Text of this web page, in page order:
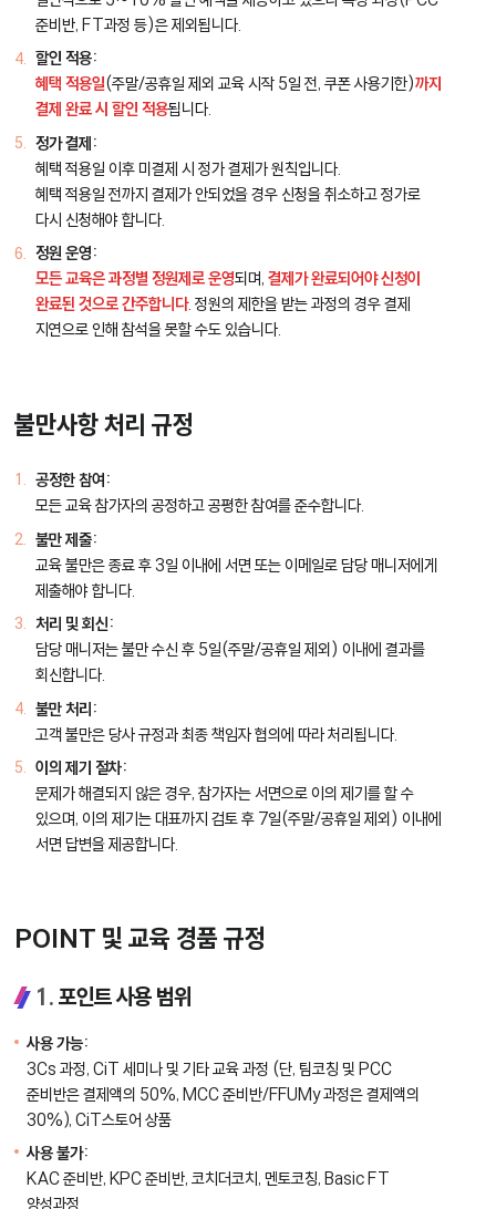
준비반, FT과정 등)은 제외됩니다.
할인 적용:
혜택 적용일(주말/공휴일 제외 교육 시작 5일 전, 쿠폰 사용기한)까지
결제 완료 시 할인 적용됩니다.
정가 결제:
혜택 적용일 이후 미결제 시 정가 결제가 원칙입니다.
혜택 적용일 전까지 결제가 안되었을 경우 신청을 취소하고 정가로
다시 신청해야 합니다.
정원 운영:
모든 교육은 과정별 정원제로 운영되며, 결제가 완료되어야 신청이
완료된 것으로 간주합니다. 정원의 제한을 받는 과정의 경우 결제
지연으로 인해 참석을 못할 수도 있습니다.
불만사항 처리 규정
공정한 참여:
모든 교육 참가자의 공정하고 공평한 참여를 준수합니다.
불만 제출:
교육 불만은 종료 후 3일 이내에 서면 또는 이메일로 담당 매니저에게
제출해야 합니다.
처리 및 회신:
담당 매니저는 불만 수신 후 5일(주말/공휴일 제외) 이내에 결과를
회신합니다.
불만 처리:
고객 불만은 당사 규정과 최종 책임자 협의에 따라 처리됩니다.
이의 제기 절차:
문제가 해결되지 않은 경우, 참가자는 서면으로 이의 제기를 할 수
있으며, 이의 제기는 대표까지 검토 후 7일(주말/공휴일 제외) 이내에
서면 답변을 제공합니다.
POINT 및 교육 경품 규정
1. 포인트 사용 범위
사용 가능:
3Cs 과정, CiT 세미나 및 기타 교육 과정 (단, 팀코칭 및 PCC
준비반은 결제액의 50%, MCC 준비반/FFUMy 과정은 결제액의
30%), CiT스토어 상품
사용 불가:
KAC 준비반, KPC 준비반, 코치더코치, 멘토코칭, Basic FT
양성과정